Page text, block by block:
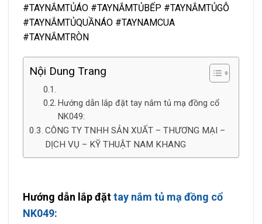
#TAYNẮMTỦÁO #TAYNẮMTỦBẾP #TAYNẮMTỦGỖ
#TAYNẮMTỦQUẦNÁO #TAYNAMCUA
#TAYNẮMTRÒN
Nội Dung Trang
Hướng dẫn lắp đặt tay nắm tủ mạ đồng cổ
NK049:
CÔNG TY TNHH SẢN XUẤT – THƯƠNG MẠI –
DỊCH VỤ – KỸ THUẬT NAM KHANG
Hướng dẫn lắp đặttay nắm tủ mạ đồng cổ
NK049: